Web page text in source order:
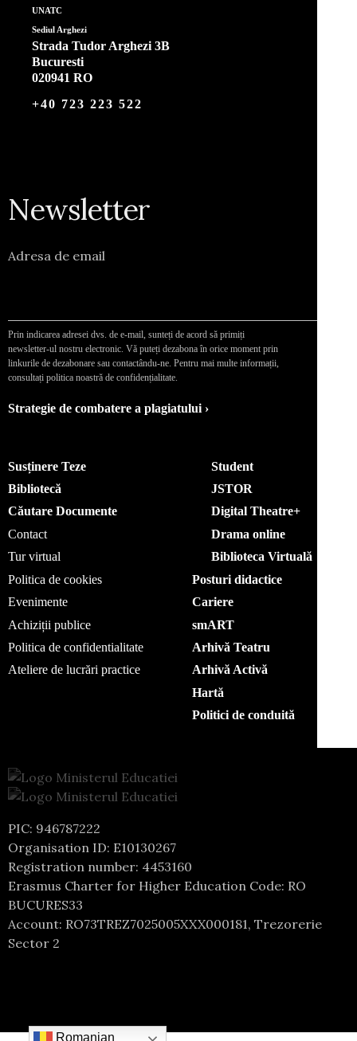
UNATC
Sediul Arghezi
Strada Tudor Arghezi 3B
Bucuresti
020941 RO
+40 723 223 522
Newsletter
Adresa de email
Prin indicarea adresei dvs. de e-mail, sunteți de acord să primiți
newsletter-ul nostru electronic. Vă puteți dezabona în orice moment prin
linkurile de dezabonare sau contactându-ne. Pentru mai multe informații,
consultați politica noastră de confidențialitate.
Strategie de combatere a plagiatului ›
Susținere Teze
Bibliotecă
Căutare Documente
Contact
Tur virtual
Politica de cookies
Evenimente
Achiziții publice
Politica de confidentialitate
Ateliere de lucrări practice
Student
JSTOR
Digital Theatre+
Drama online
Biblioteca Virtuală
Posturi didactice
Cariere
smART
Arhivă Teatru
Arhivă Activă
Hartă
Politici de conduită
PIC: 946787222
Organisation ID: E10130267
Registration number: 4453160
Erasmus Charter for Higher Education Code: RO
BUCURES33
Account: RO73TREZ7025005XXX000181, Trezorerie
Sector 2
Romanian